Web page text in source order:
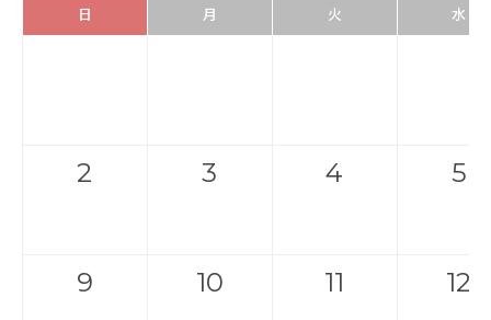
日 月 火 水
2 3 4 5
9 10 11 12